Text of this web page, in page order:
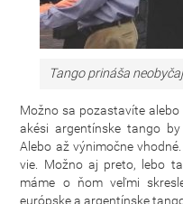
Tango prináša
Možno sa pozastavíte
akési argentínske tango
Alebo až výnimočne
vie. Možno aj preto, lebo
máme o ňom veľmi